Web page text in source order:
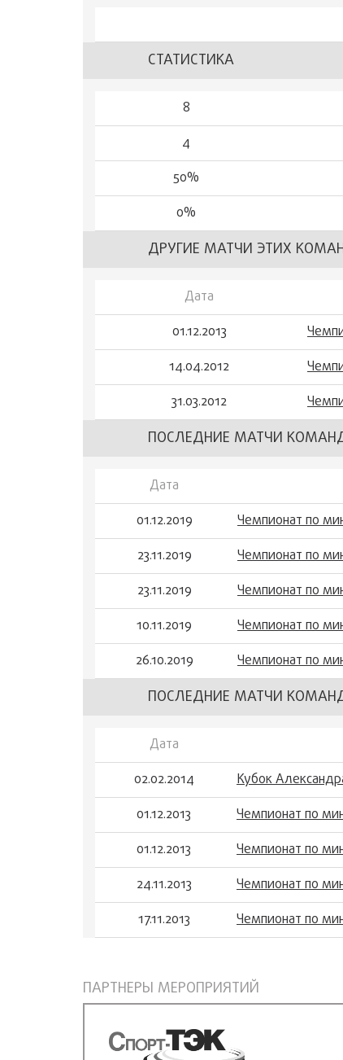
СТАТИСТИКА
8
4
50%
0%
ДРУГИЕ МАТЧИ ЭТИХ
Дата
01.12.2013
14.04.2012
31.03.2012
ПОСЛЕДНИЕ МАТЧИ
Дата
01.12.2019
Чемпионат по
23.11.2019
Чемпионат по
23.11.2019
Чемпионат по
10.11.2019
Чемпионат по
26.10.2019
Чемпионат по
ПОСЛЕДНИЕ МАТЧИ
Дата
02.02.2014
Кубок
01.12.2013
Чемпионат по
01.12.2013
Чемпионат по
24.11.2013
Чемпионат по
17.11.2013
Чемпионат по
ПАРТНЕРЫ МЕРОПРИЯТИЙ